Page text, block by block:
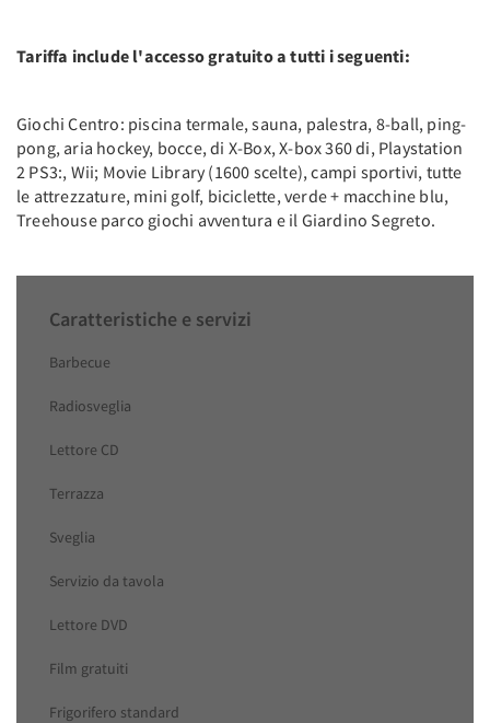
Tariffa include l'accesso gratuito a tutti i seguenti:
Giochi Centro: piscina termale, sauna, palestra, 8-ball, ping-
pong, aria hockey, bocce, di X-Box, X-box 360 di, Playstation
2 PS3:, Wii; Movie Library (1600 scelte), campi sportivi, tutte
le attrezzature, mini golf, biciclette, verde + macchine blu,
Treehouse parco giochi avventura e il Giardino Segreto.
Caratteristiche e servizi
Barbecue
Radiosveglia
Lettore CD
Terrazza
Sveglia
Servizio da tavola
Lettore DVD
Film gratuiti
Frigorifero standard